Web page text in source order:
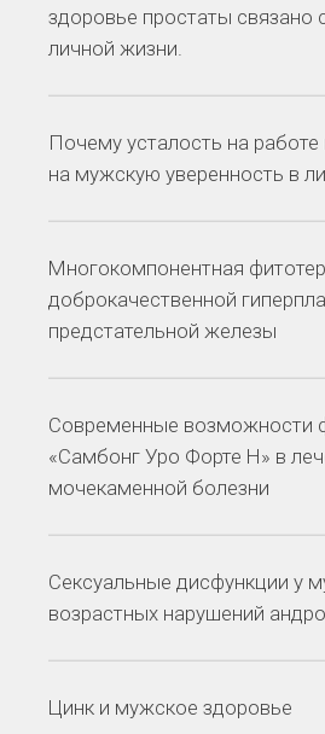
здоровье простаты связано
личной жизни.
Почему усталость на работе
на мужскую уверенность в
Многокомпонентная
доброкачественной
предстательной железы
Современные возможности
«Самбонг Уро Форте Н» в
мочекаменной болезни
Сексуальные дисфункции у
возрастных нарушений
Цинк и мужское здоровье